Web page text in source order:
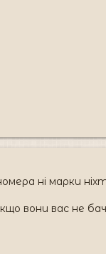
ні марки
вони вас не